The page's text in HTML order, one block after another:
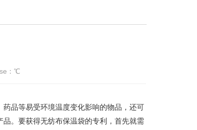
：℃
品等易受环境温度变化影响的物品，还可
。要获得无纺布保温袋的专利，首先就需